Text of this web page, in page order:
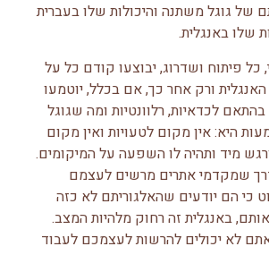
של גוגל משתנה והיכולות שלו בעברית
שלו באנגלית.
כל פיתוח ושדרוג, יבוצעו קודם כל על
ורק אחר כך, אם בכלל, יוטמעו
לכדאיות, רלוונטיות ומה שגוגל
היא: אין מקום לטעויות ואין מקום
מיד ותהיה לו השפעה על המיקומים.
שמקדמי אתרים מרשים לעצמם
כי הם יודעים שהאלגוריתם לא כזה
באנגלית זה רחוק מלהיות המצב.
לא יכולים להרשות לעצמכם לעבוד